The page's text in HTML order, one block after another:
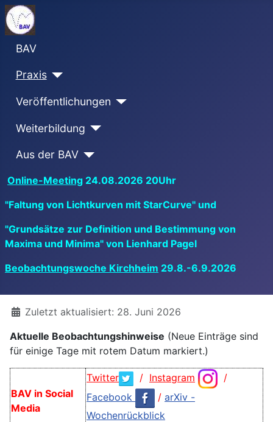
BAV
Praxis
Veröffentlichungen
Weiterbildung
Aus der BAV
Online-Meeting 24.08.2026 20Uhr
"Faltung von Lichtkurven mit StarCurve" und
"Grundsätze zur Definition und Bestimmung von
Maxima und Minima" von Lienhard Pagel
Beobachtungswoche Kirchheim 29.8.-6.9.2026
DetailsZuletzt aktualisiert: 28. Juni 2026
Aktuelle Beobachtungshinweise (Neue Einträge sind
für einige Tage mit rotem Datum markiert.)
BAV in Social
Media
Twitter / Instagram
/
Facebook
/ arXiv -
Wochenrückblick